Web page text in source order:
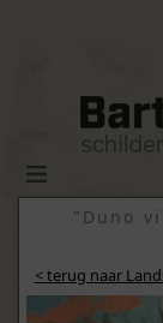
"Duno
< terug naar